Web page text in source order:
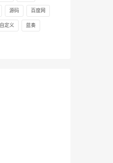
源码 百度网
自定义 蓝奏